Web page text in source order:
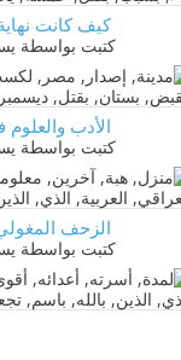
كيف كانت
كتبت بواسطة
الأدب
كتبت بواسطة
الزحف
كتبت بواسطة